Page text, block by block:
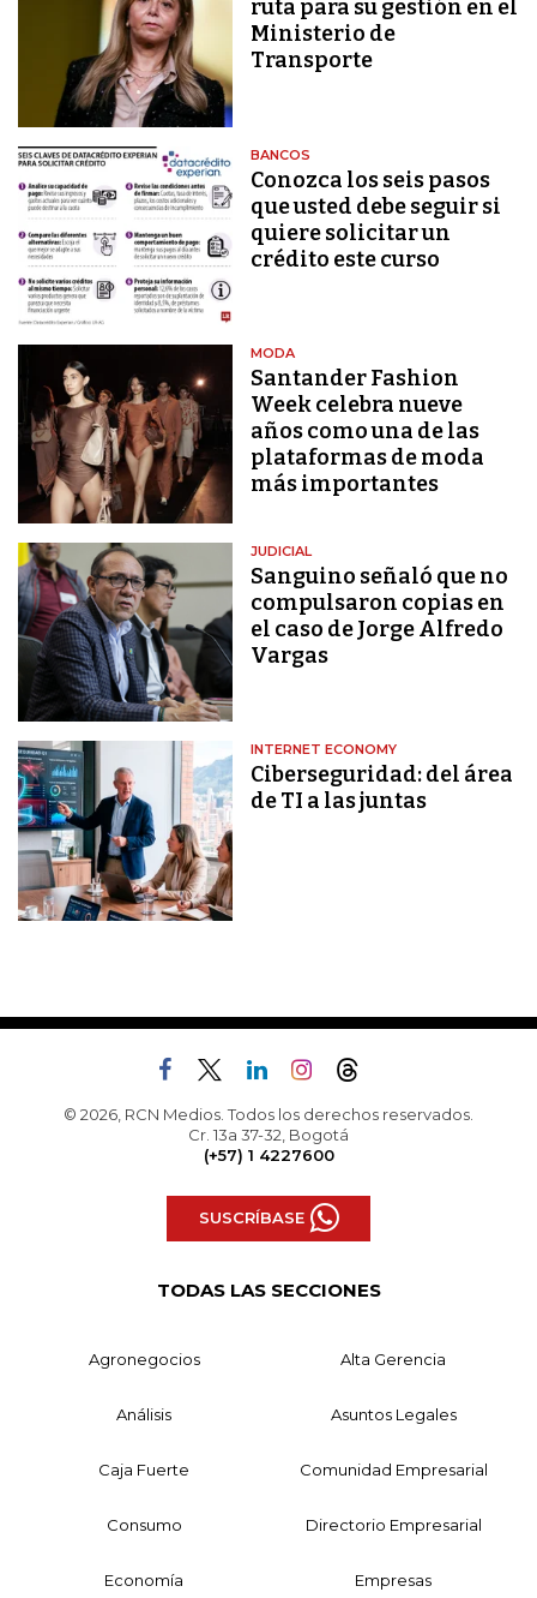
ruta para su gestión en el
Ministerio de
Transporte
BANCOS
Conozca los seis pasos
que usted debe seguir si
quiere solicitar un
crédito este curso
MODA
Santander Fashion
Week celebra nueve
años como una de las
plataformas de moda
más importantes
JUDICIAL
Sanguino señaló que no
compulsaron copias en
el caso de Jorge Alfredo
Vargas
INTERNET ECONOMY
Ciberseguridad: del área
de TI a las juntas
© 2026, RCN Medios. Todos los derechos reservados.
Cr. 13a 37-32, Bogotá
(+57) 1 4227600
SUSCRÍBASE
TODAS LAS SECCIONES
Agronegocios Alta Gerencia
Análisis Asuntos Legales
Caja Fuerte Comunidad Empresarial
Consumo Directorio Empresarial
Economía Empresas